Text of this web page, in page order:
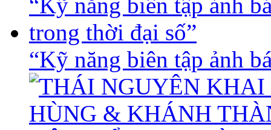
“Kỹ năng biên tập ảnh